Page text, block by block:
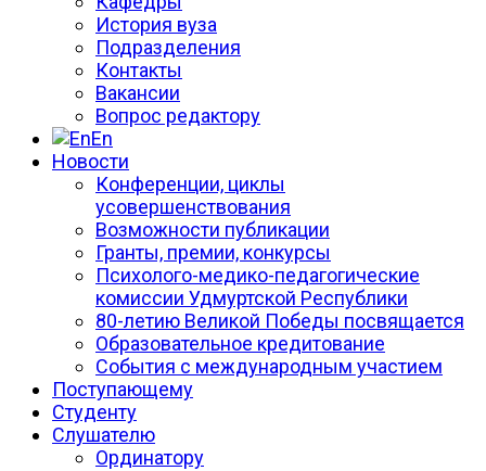
История вуза
Подразделения
Контакты
Вакансии
Вопрос редактору
En
Новости
Конференции, циклы
усовершенствования
Возможности публикации
Гранты, премии, конкурсы
Психолого-медико-педагогические
комиссии Удмуртской Республики
80-летию Великой Победы посвящается
Образовательное кредитование
События с международным участием
Поступающему
Студенту
Слушателю
Ординатору